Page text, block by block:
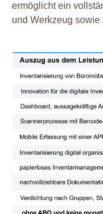
ermöglicht ein
und Werkzeug sowie